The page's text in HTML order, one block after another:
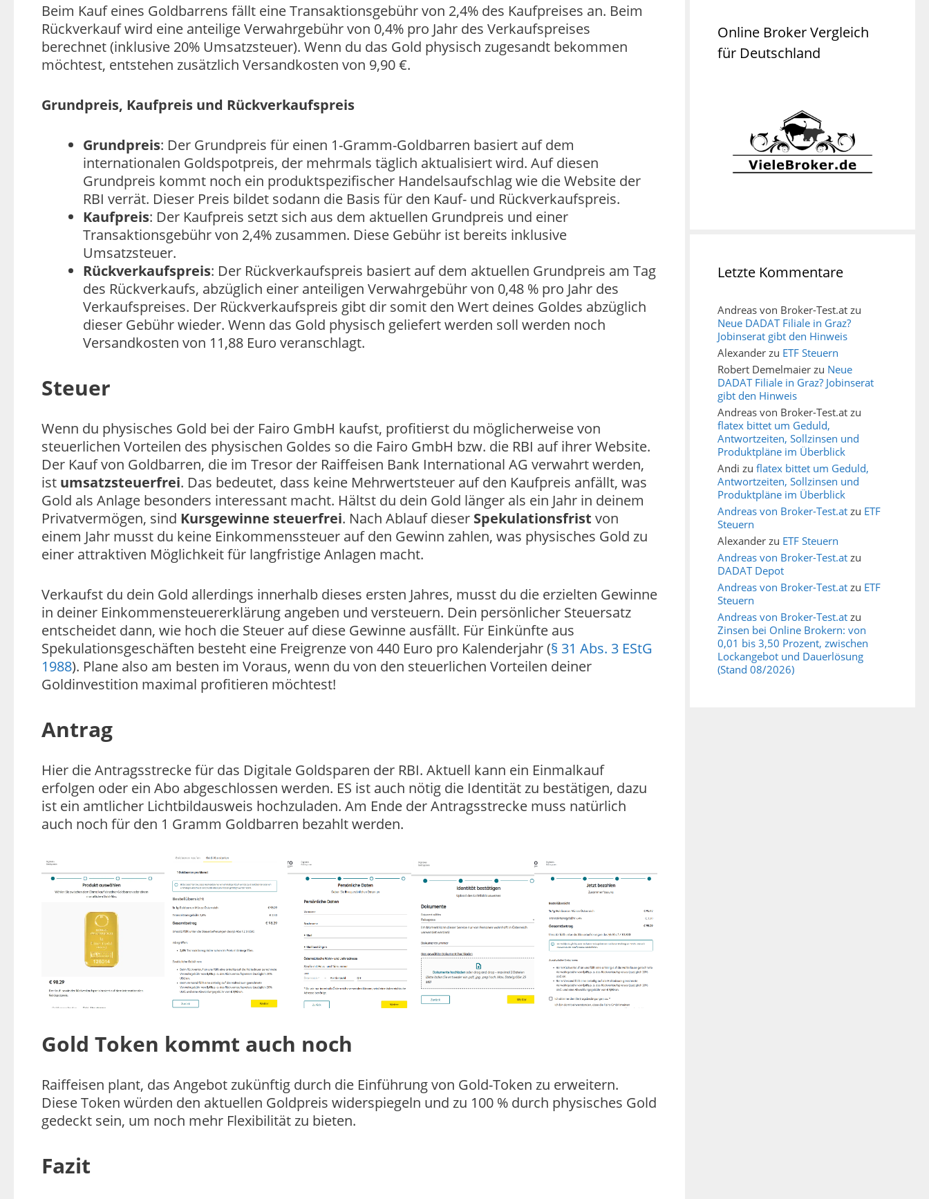
Beim Kauf eines Goldbarrens fällt eine Transaktionsgebühr von 2,4% des Kaufpreises an. Beim
Rückverkauf wird eine anteilige Verwahrgebühr von 0,4% pro Jahr des Verkaufspreises
berechnet (inklusive 20% Umsatzsteuer). Wenn du das Gold physisch zugesandt bekommen
möchtest, entstehen zusätzlich Versandkosten von 9,90 €.
Grundpreis, Kaufpreis und Rückverkaufspreis
Grundpreis: Der Grundpreis für einen 1-Gramm-Goldbarren basiert auf dem
internationalen Goldspotpreis, der mehrmals täglich aktualisiert wird. Auf diesen
Grundpreis kommt noch ein produktspezifischer Handelsaufschlag wie die Website der
RBI verrät. Dieser Preis bildet sodann die Basis für den Kauf- und Rückverkaufspreis.
Kaufpreis: Der Kaufpreis setzt sich aus dem aktuellen Grundpreis und einer
Transaktionsgebühr von 2,4% zusammen. Diese Gebühr ist bereits inklusive
Umsatzsteuer.
Rückverkaufspreis: Der Rückverkaufspreis basiert auf dem aktuellen Grundpreis am Tag
des Rückverkaufs, abzüglich einer anteiligen Verwahrgebühr von 0,48 % pro Jahr des
Verkaufspreises. Der Rückverkaufspreis gibt dir somit den Wert deines Goldes abzüglich
dieser Gebühr wieder. Wenn das Gold physisch geliefert werden soll werden noch
Versandkosten von 11,88 Euro veranschlagt.
Steuer
Wenn du physisches Gold bei der Fairo GmbH kaufst, profitierst du möglicherweise von
steuerlichen Vorteilen des physischen Goldes so die Fairo GmbH bzw. die RBI auf ihrer Website.
Der Kauf von Goldbarren, die im Tresor der Raiffeisen Bank International AG verwahrt werden,
ist umsatzsteuerfrei. Das bedeutet, dass keine Mehrwertsteuer auf den Kaufpreis anfällt, was
Gold als Anlage besonders interessant macht. Hältst du dein Gold länger als ein Jahr in deinem
Privatvermögen, sind Kursgewinne steuerfrei. Nach Ablauf dieser Spekulationsfrist von
einem Jahr musst du keine Einkommenssteuer auf den Gewinn zahlen, was physisches Gold zu
einer attraktiven Möglichkeit für langfristige Anlagen macht.
Verkaufst du dein Gold allerdings innerhalb dieses ersten Jahres, musst du die erzielten Gewinne
in deiner Einkommensteuererklärung angeben und versteuern. Dein persönlicher Steuersatz
entscheidet dann, wie hoch die Steuer auf diese Gewinne ausfällt. Für Einkünfte aus
Spekulationsgeschäften besteht eine Freigrenze von 440 Euro pro Kalenderjahr (§ 31 Abs. 3 EStG
1988). Plane also am besten im Voraus, wenn du von den steuerlichen Vorteilen deiner
Goldinvestition maximal profitieren möchtest!
Antrag
Hier die Antragsstrecke für das Digitale Goldsparen der RBI. Aktuell kann ein Einmalkauf
erfolgen oder ein Abo abgeschlossen werden. ES ist auch nötig die Identität zu bestätigen, dazu
ist ein amtlicher Lichtbildausweis hochzuladen. Am Ende der Antragsstrecke muss natürlich
auch noch für den 1 Gramm Goldbarren bezahlt werden.
Gold Token kommt auch noch
Raiffeisen plant, das Angebot zukünftig durch die Einführung von Gold-Token zu erweitern.
Diese Token würden den aktuellen Goldpreis widerspiegeln und zu 100 % durch physisches Gold
gedeckt sein, um noch mehr Flexibilität zu bieten.
Fazit
Online Broker Vergleich
für Deutschland
Letzte Kommentare
Andreas von Broker-Test.at zu
Neue DADAT Filiale in Graz?
Jobinserat gibt den Hinweis
Alexander zu ETF Steuern
Robert Demelmaier zu Neue
DADAT Filiale in Graz? Jobinserat
gibt den Hinweis
Andreas von Broker-Test.at zu
flatex bittet um Geduld,
Antwortzeiten, Sollzinsen und
Produktpläne im Überblick
Andi zu flatex bittet um Geduld,
Antwortzeiten, Sollzinsen und
Produktpläne im Überblick
Andreas von Broker-Test.at zu ETF
Steuern
Alexander zu ETF Steuern
Andreas von Broker-Test.at zu
DADAT Depot
Andreas von Broker-Test.at zu ETF
Steuern
Andreas von Broker-Test.at zu
Zinsen bei Online Brokern: von
0,01 bis 3,50 Prozent, zwischen
Lockangebot und Dauerlösung
(Stand 08/2026)